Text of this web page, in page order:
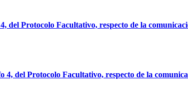
Protocolo Facultativo, respecto de la
del Protocolo Facultativo, respecto de la